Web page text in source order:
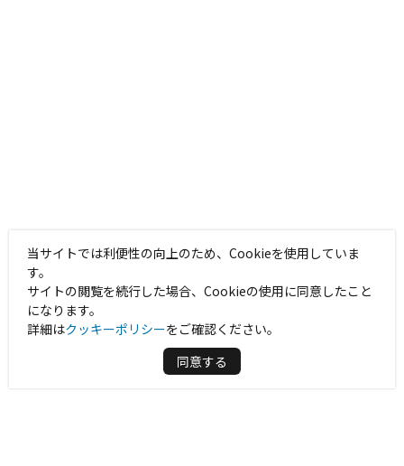
当サイトでは利便性の向上のため、Cookieを使用していま
す。
サイトの閲覧を続行した場合、Cookieの使用に同意したこと
になります。
詳細はクッキーポリシーをご確認ください。
同意する